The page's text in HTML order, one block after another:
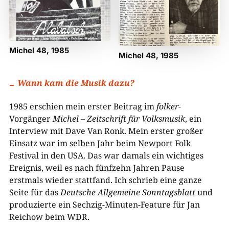
Michel 48, 1985
Michel 48, 1985
Wann kam die Musik dazu?
1985 erschien mein erster Beitrag imfolker-
VorgängerMichel – Zeitschrift für Volksmusik, ein
Interview mit Dave Van Ronk. Mein erster großer
Einsatz war im selben Jahr beim Newport Folk
Festival in den USA. Das war damals ein wichtiges
Ereignis, weil es nach fünfzehn Jahren Pause
erstmals wieder stattfand. Ich schrieb eine ganze
Seite für dasDeutsche Allgemeine Sonntagsblattund
produzierte ein Sechzig-Minuten-Feature für Jan
Reichow beim WDR.